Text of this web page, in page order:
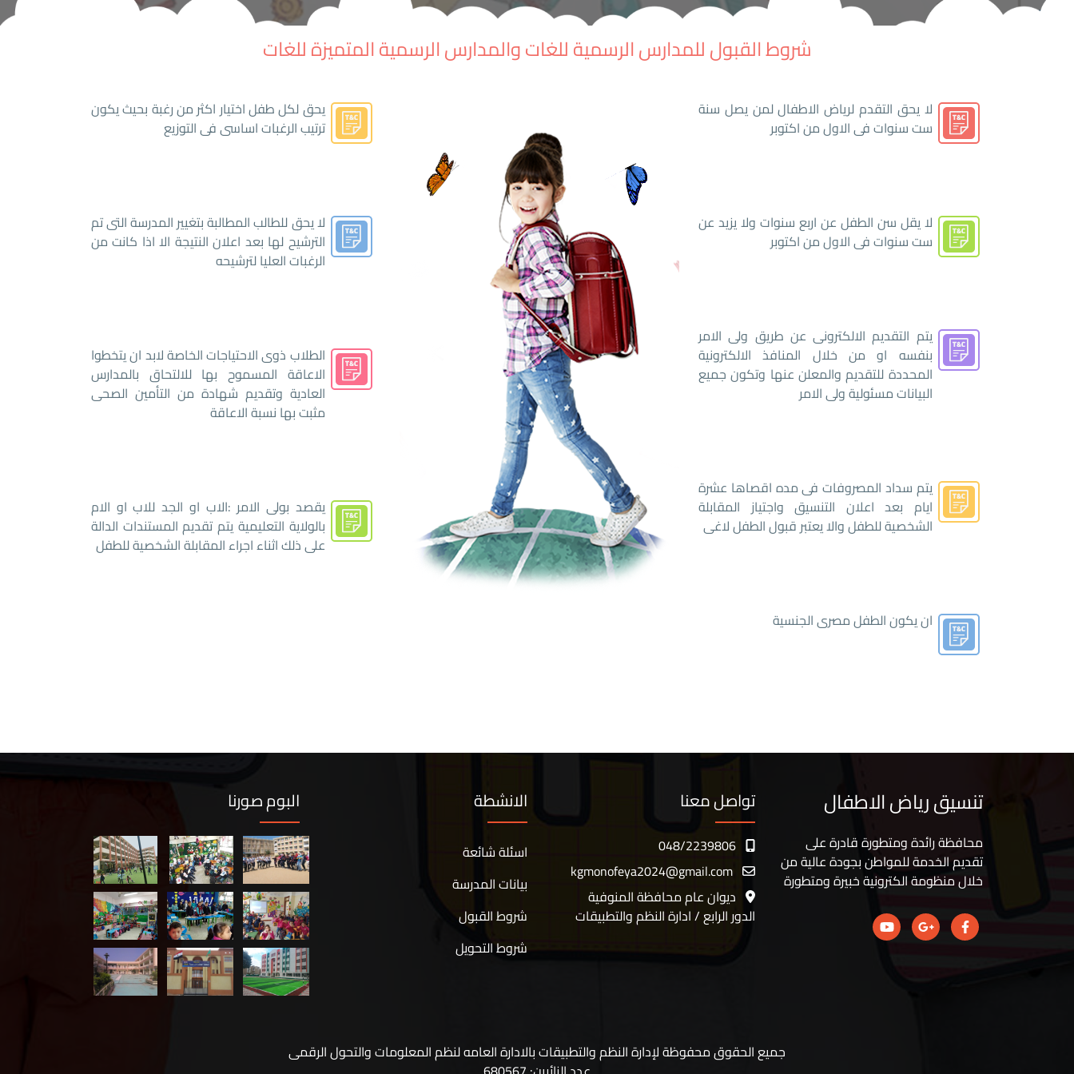
شروط القبول للمدارس الرسمية للغات والمدارس الرسمية المتميزة للغات
لا يحق التقدم لرياض الاطفال لمن يصل سنة
ست سنوات فى الاول من اكتوبر
لا يقل سن الطفل عن اربع سنوات ولا يزيد عن
ست سنوات فى الاول من اكتوبر
يتم التقديم الالكترونى عن طريق ولى الامر
بنفسه او من خلال المنافذ الالكترونية
المحددة للتقديم والمعلن عنها وتكون جميع
البيانات مسئولية ولى الامر
يتم سداد المصروفات فى مده اقصاها عشرة
ايام بعد اعلان التنسيق واجتياز المقابلة
الشخصية للطفل والا يعتبر قبول الطفل لاغى
ان يكون الطفل مصرى الجنسية
يحق لكل طفل اختيار اكثر من رغبة بحيث يكون
ترتيب الرغبات اساسى فى التوزيع
لا يحق للطالب المطالبة بتغيير المدرسة التى تم
الترشيح لها بعد اعلان النتيجة الا اذا كانت من
الرغبات العليا لترشيحه
الطلاب ذوى الاحتياجات الخاصة لابد ان يتخطوا
الاعاقة المسموح بها للالتحاق بالمدارس
العادية وتقديم شهادة من التأمين الصحى
مثبت بها نسبة الاعاقة
يقصد بولى الامر :الاب او الجد للاب او الام
بالولاية التعليمية يتم تقديم المستندات الدالة
على ذلك اثناء اجراء المقابلة الشخصية للطفل
تنسيق رياض الاطفال
محافظة رائدة ومتطورة قادرة على
تقديم الخدمة للمواطن بجودة عالية من
خلال منظومة الكترونية خبيرة ومتطورة
تواصل معنا
048/2239806
kgmonofeya2024@gmail.com
ديوان عام محافظة المنوفية
الدور الرابع / ادارة النظم والتطبيقات
الانشطة
اسئلة شائعة
بيانات المدرسة
شروط القبول
شروط التحويل
البوم صورنا
جميع الحقوق محفوظة لإدارة النظم والتطبيقات بالادارة العامه لنظم المعلومات والتحول الرقمى